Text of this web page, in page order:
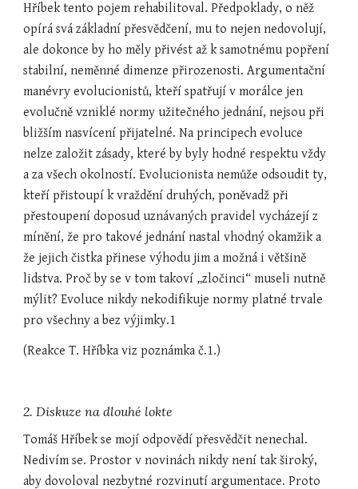
Hříbek tento pojem rehabilitoval. Předpoklady, o něž
opírá svá základní přesvědčení, mu to nejen nedovolují,
ale dokonce by ho měly přivést až k samotnému popření
stabilní, neměnné dimenze přirozenosti. Argumentační
manévry evolucionistů, kteří spatřují v morálce jen
evolučně vzniklé normy užitečného jednání, nejsou při
bližším nasvícení přijatelné. Na principech evoluce
nelze založit zásady, které by byly hodné respektu vždy
a za všech okolností. Evolucionista nemůže odsoudit ty,
kteří přistoupí k vraždění druhých, poněvadž při
přestoupení doposud uznávaných pravidel vycházejí z
mínění, že pro takové jednání nastal vhodný okamžik a
že jejich čistka přinese výhodu jim a možná i většině
lidstva. Proč by se v tom takoví „zločinci“ museli nutně
mýlit? Evoluce nikdy nekodifikuje normy platné trvale
pro všechny a bez výjimky.1
(Reakce T. Hříbka viz poznámka č.1.)
2. Diskuze na dlouhé lokte
Tomáš Hříbek se mojí odpovědí přesvědčit nenechal.
Nedivím se. Prostor v novinách nikdy není tak široký,
aby dovoloval nezbytné rozvinutí argumentace. Proto